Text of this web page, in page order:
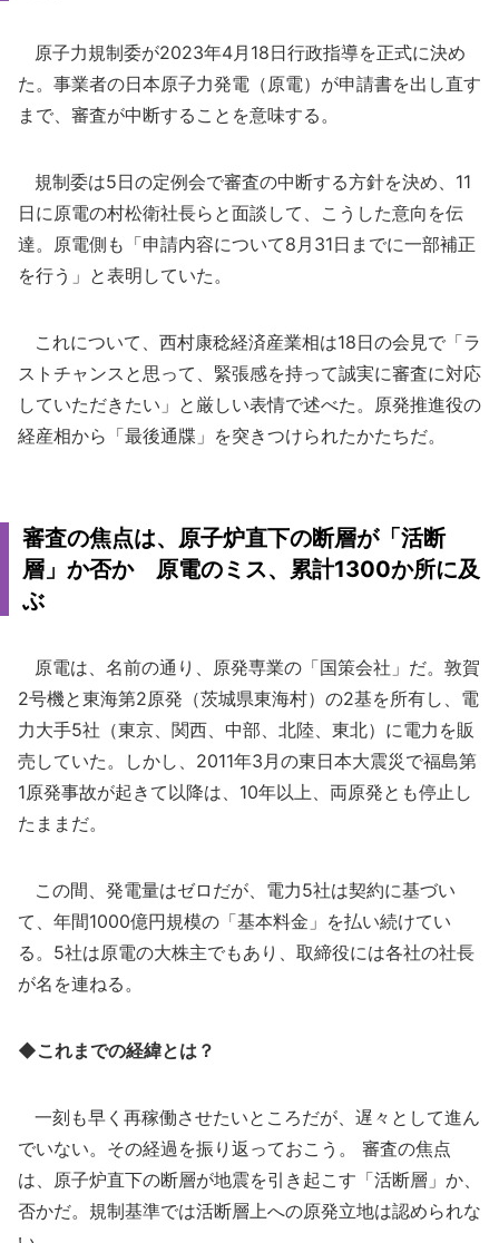
原子力規制委が2023年4月18日行政指導を正式に決め
た。事業者の日本原子力発電（原電）が申請書を出し直す
まで、審査が中断することを意味する。
規制委は5日の定例会で審査の中断する方針を決め、11
日に原電の村松衛社長らと面談して、こうした意向を伝
達。原電側も「申請内容について8月31日までに一部補正
を行う」と表明していた。
これについて、西村康稔経済産業相は18日の会見で「ラ
ストチャンスと思って、緊張感を持って誠実に審査に対応
していただきたい」と厳しい表情で述べた。原発推進役の
経産相から「最後通牒」を突きつけられたかたちだ。
審査の焦点は、原子炉直下の断層が「活断
層」か否か 原電のミス、累計1300か所に及
ぶ
原電は、名前の通り、原発専業の「国策会社」だ。敦賀
2号機と東海第2原発（茨城県東海村）の2基を所有し、電
力大手5社（東京、関西、中部、北陸、東北）に電力を販
売していた。しかし、2011年3月の東日本大震災で福島第
1原発事故が起きて以降は、10年以上、両原発とも停止し
たままだ。
この間、発電量はゼロだが、電力5社は契約に基づい
て、年間1000億円規模の「基本料金」を払い続けてい
る。5社は原電の大株主でもあり、取締役には各社の社長
が名を連ねる。
◆これまでの経緯とは？
一刻も早く再稼働させたいところだが、遅々として進ん
でいない。その経過を振り返っておこう。 審査の焦点
は、原子炉直下の断層が地震を引き起こす「活断層」か、
否かだ。規制基準では活断層上への原発立地は認められな